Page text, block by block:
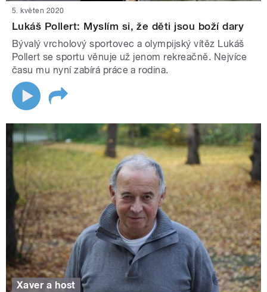
5. květen 2020
Lukáš Pollert: Myslím si, že děti jsou boží dary
Bývalý vrcholový sportovec a olympijský vítěz Lukáš
Pollert se sportu věnuje už jenom rekreačně. Nejvíce
času mu nyní zabírá práce a rodina.
Xaver a host